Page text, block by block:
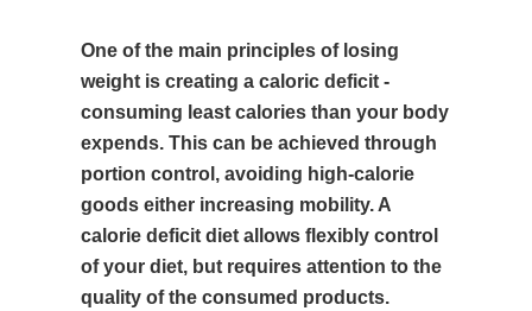
One of the main principles of losing
weight is creating a caloric deficit -
consuming least calories than your body
expends. This can be achieved through
portion control, avoiding high-calorie
goods either increasing mobility. A
calorie deficit diet allows flexibly control
of your diet, but requires attention to the
quality of the consumed products.